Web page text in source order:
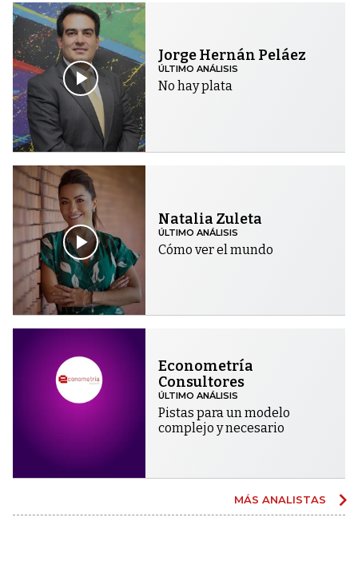
Jorge Hernán Peláez
ÚLTIMO ANÁLISIS
No hay plata
Natalia Zuleta
ÚLTIMO ANÁLISIS
Cómo ver el mundo
Econometría
Consultores
ÚLTIMO ANÁLISIS
Pistas para un modelo
complejo y necesario
MÁS ANALISTAS